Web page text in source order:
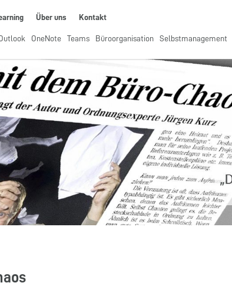
Über uns Kontakt
OneNote Teams Büroorganisation Selbstmanagement